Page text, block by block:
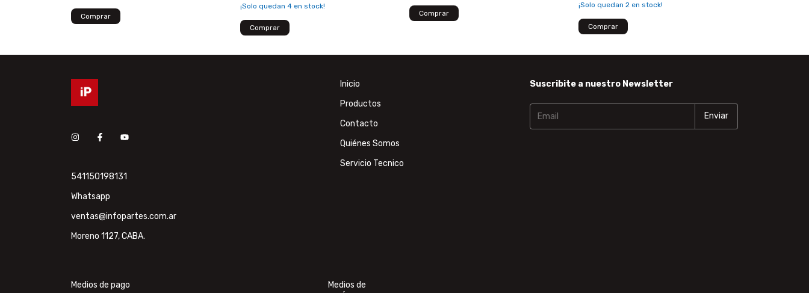
¡Solo quedan 4 en stock!
¡Solo quedan 2 en stock!
541150198131
Whatsapp
ventas@infopartes.com.ar
Moreno 1127, CABA.
Inicio
Productos
Contacto
Quiénes Somos
Servicio Tecnico
Suscribite a nuestro Newsletter
Medios de pago
Medios de